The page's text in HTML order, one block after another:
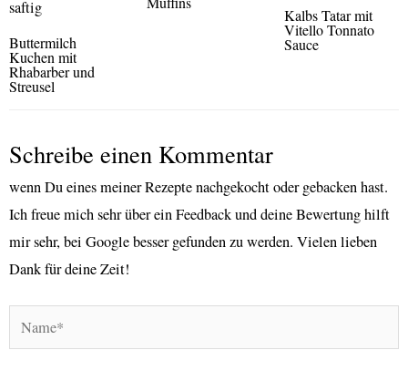
Buttermilch
Kuchen mit
Rhabarber und
Streusel
Kalbs Tatar mit
Vitello Tonnato
Sauce
Schreibe einen Kommentar
wenn Du eines meiner Rezepte nachgekocht oder gebacken hast.
Ich freue mich sehr über ein Feedback und deine Bewertung hilft
mir sehr, bei Google besser gefunden zu werden. Vielen lieben
Dank für deine Zeit!
Name*